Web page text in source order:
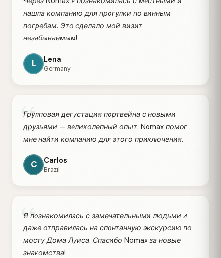
нашла компанию для прогулки по винным
погребам. Это сделало мой визит
незабываемым!
L Lena
Germany
“
Групповая дегустация портвейна с новыми
друзьями — великолепный опыт. Nomax помог
мне найти компанию для этого приключения.
C Carlos
Brazil
“
Я познакомилась с замечательными людьми и
даже отправилась на спонтанную экскурсию по
мосту Дома Луиса. Спасибо Nomax за новые
знакомства!